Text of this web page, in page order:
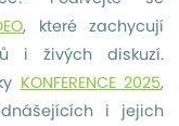
, které zachycují
i živých diskuzí.
KONFERENCE 2025,
i jejich